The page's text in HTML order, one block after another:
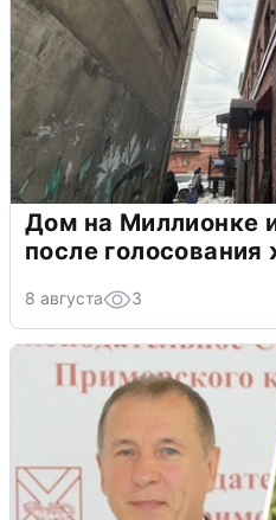
Дом на Миллионке
после
8 августа 3